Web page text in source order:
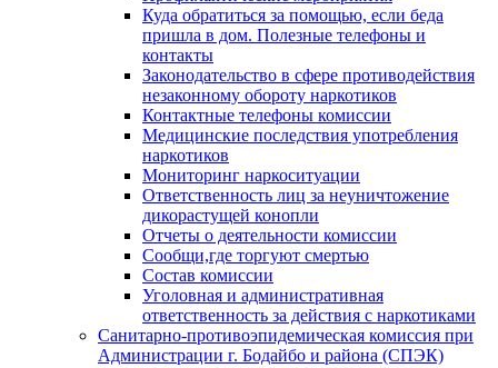
Куда обратиться за помощью, если беда
пришла в дом. Полезные телефоны и
контакты
Законодательство в сфере противодействия
незаконному обороту наркотиков
Контактные телефоны комиссии
Медицинские последствия употребления
наркотиков
Мониторинг наркоситуации
Ответственность лиц за неуничтожение
дикорастущей конопли
Отчеты о деятельности комиссии
Сообщи,где торгуют смертью
Состав комиссии
Уголовная и административная
ответственность за действия с наркотиками
Санитарно-противоэпидемическая комиссия при
Администрации г. Бодайбо и района (СПЭК)